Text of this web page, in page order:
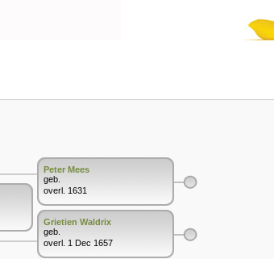
Peter Mees
geb.
overl. 1631
Grietien Waldrix
geb.
overl. 1 Dec 1657